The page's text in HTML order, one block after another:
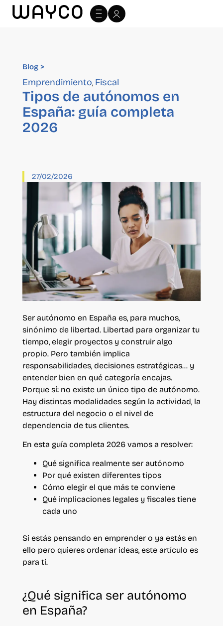
Blog >
Emprendimiento, Fiscal
Tipos de autónomos en
España: guía completa
2026
27/02/2026
Ser autónomo en España es, para muchos,
sinónimo de libertad. Libertad para organizar tu
tiempo, elegir proyectos y construir algo
propio. Pero también implica
responsabilidades, decisiones estratégicas… y
entender bien en qué categoría encajas.
Porque sí: no existe un único tipo de autónomo.
Hay distintas modalidades según la actividad, la
estructura del negocio o el nivel de
dependencia de tus clientes.
En esta guía completa 2026 vamos a resolver:
Qué significa realmente ser autónomo
Por qué existen diferentes tipos
Cómo elegir el que más te conviene
Qué implicaciones legales y fiscales tiene
cada uno
Si estás pensando en emprender o ya estás en
ello pero quieres ordenar ideas, este artículo es
para ti.
¿Qué significa ser autónomo
en España?